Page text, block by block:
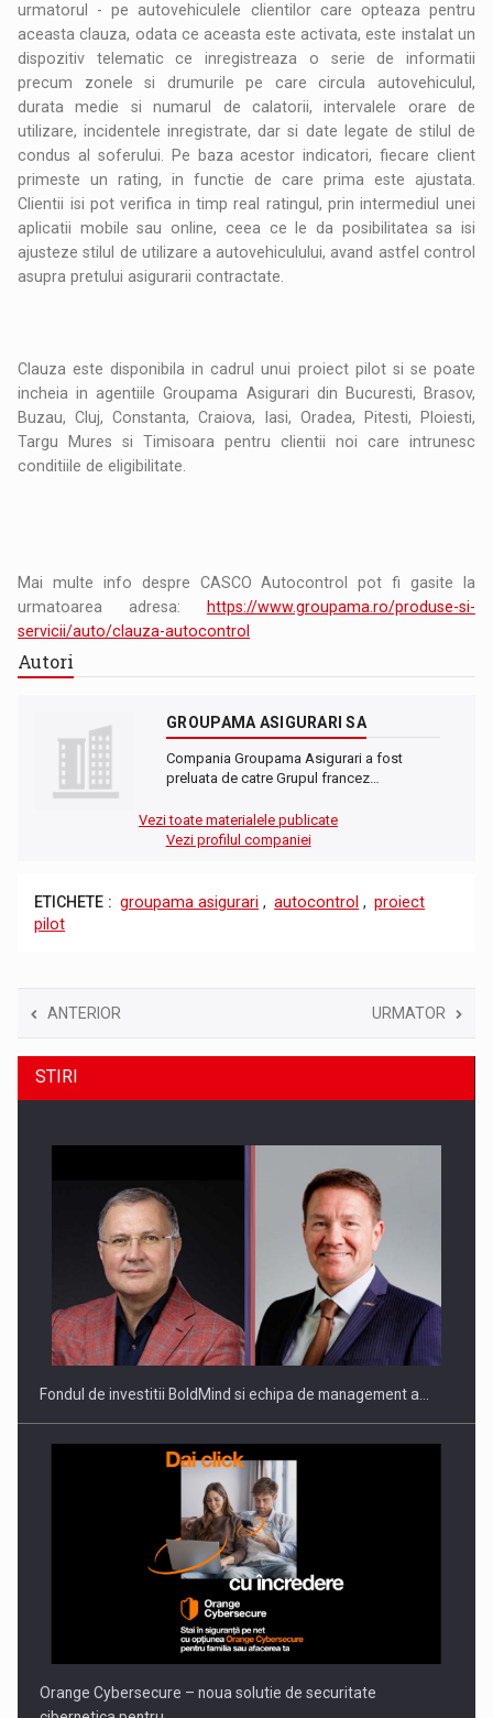
urmatorul - pe autovehiculele clientilor care opteaza pentru
aceasta clauza, odata ce aceasta este activata, este instalat un
dispozitiv telematic ce inregistreaza o serie de informatii
precum zonele si drumurile pe care circula autovehiculul,
durata medie si numarul de calatorii, intervalele orare de
utilizare, incidentele inregistrate, dar si date legate de stilul de
condus al soferului. Pe baza acestor indicatori, fiecare client
primeste un rating, in functie de care prima este ajustata.
Clientii isi pot verifica in timp real ratingul, prin intermediul unei
aplicatii mobile sau online, ceea ce le da posibilitatea sa isi
ajusteze stilul de utilizare a autovehiculului, avand astfel control
asupra pretului asigurarii contractate.
Clauza este disponibila in cadrul unui proiect pilot si se poate
incheia in agentiile Groupama Asigurari din Bucuresti, Brasov,
Buzau, Cluj, Constanta, Craiova, Iasi, Oradea, Pitesti, Ploiesti,
Targu Mures si Timisoara pentru clientii noi care intrunesc
conditiile de eligibilitate.
Mai multe info despre CASCO Autocontrol pot fi gasite la
urmatoarea adresa:
https://www.groupama.ro/produse-si-
servicii/auto/clauza-autocontrol
Autori
GROUPAMA ASIGURARI SA
Compania Groupama Asigurari a fost
preluata de catre Grupul francez…
Vezi toate materialele publicate
Vezi profilul companiei
ETICHETE : groupama asigurari , autocontrol , proiect
pilot
ANTERIOR URMATOR
STIRI
Fondul de investitii BoldMind si echipa de management a…
Orange Cybersecure – noua solutie de securitate